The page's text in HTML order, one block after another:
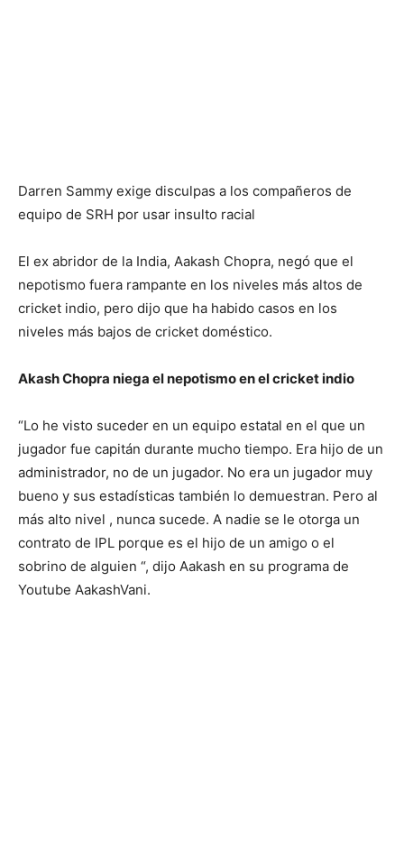
Darren Sammy exige disculpas a los compañeros de
equipo de SRH por usar insulto racial
El ex abridor de la India, Aakash Chopra, negó que el
nepotismo fuera rampante en los niveles más altos de
cricket indio, pero dijo que ha habido casos en los
niveles más bajos de cricket doméstico.
Akash Chopra niega el nepotismo en el cricket indio
“Lo he visto suceder en un equipo estatal en el que un
jugador fue capitán durante mucho tiempo. Era hijo de un
administrador, no de un jugador. No era un jugador muy
bueno y sus estadísticas también lo demuestran. Pero al
más alto nivel , nunca sucede. A nadie se le otorga un
contrato de IPL porque es el hijo de un amigo o el
sobrino de alguien “, dijo Aakash en su programa de
Youtube AakashVani.